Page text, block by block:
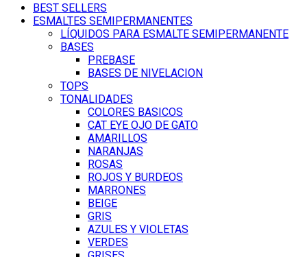
BEST SELLERS
ESMALTES SEMIPERMANENTES
LÍQUIDOS PARA ESMALTE SEMIPERMANENTE
BASES
PREBASE
BASES DE NIVELACION
TOPS
TONALIDADES
COLORES BASICOS
CAT EYE OJO DE GATO
AMARILLOS
NARANJAS
ROSAS
ROJOS Y BURDEOS
MARRONES
BEIGE
GRIS
AZULES Y VIOLETAS
VERDES